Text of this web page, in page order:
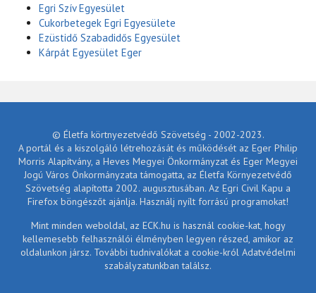
Egri Szív Egyesület
Cukorbetegek Egri Egyesülete
Ezüstidő Szabadidős Egyesület
Kárpát Egyesület Eger
© Életfa körtnyezetvédő Szövetség - 2002-2023.
A portál és a kiszolgáló létrehozását és működését az Eger Philip
Morris Alapítvány, a Heves Megyei Önkormányzat és Eger Megyei
Jogú Város Önkormányzata támogatta, az Életfa Környezetvédő
Szövetség alapította 2002. augusztusában. Az Egri Civil Kapu a
Firefox böngészőt ajánlja. Használj nyílt forrású programokat!
Mint minden weboldal, az ECK.hu is használ cookie-kat, hogy
kellemesebb felhasználói élményben legyen részed, amikor az
oldalunkon jársz. További tudnivalókat a cookie-król Adatvédelmi
szabályzatunkban találsz.